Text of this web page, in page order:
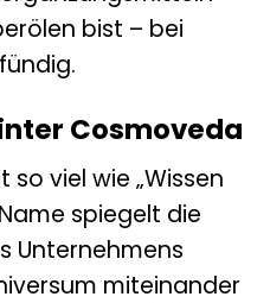
bist – bei
Cosmoveda
viel wie „Wissen
spiegelt die
Unternehmens
miteinander